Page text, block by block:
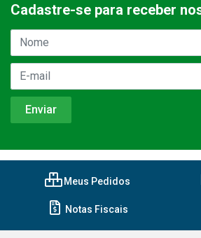
Cadastre-se para receber
Meus Pedidos
Notas Fiscais